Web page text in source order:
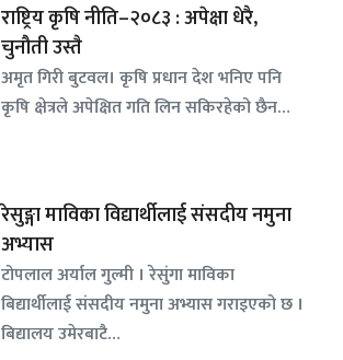
राष्ट्रिय कृषि नीति–२०८३ : अपेक्षा धेरै,
चुनौती उस्तै
अमृत गिरी बुटवल। कृषि प्रधान देश भनिए पनि
कृषि क्षेत्रले अपेक्षित गति लिन सकिरहेको छैन…
रेसुङ्गा माविका विद्यार्थीलाई संसदीय नमुना
अभ्यास
टोपलाल अर्याल गुल्मी । रेसुंगा माविका
बिद्यार्थीलाई संसदीय नमुना अभ्यास गराइएको छ ।
बिद्यालय उमेरबाटै…